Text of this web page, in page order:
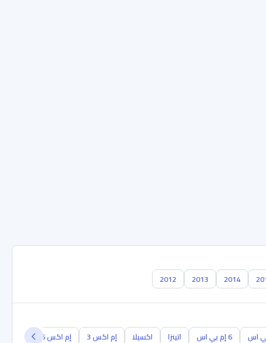
2014
2013
2012
6 إم بي اس اتينزا اكسيلا إم اكس 3 إم اكس 6 أر اكس 8